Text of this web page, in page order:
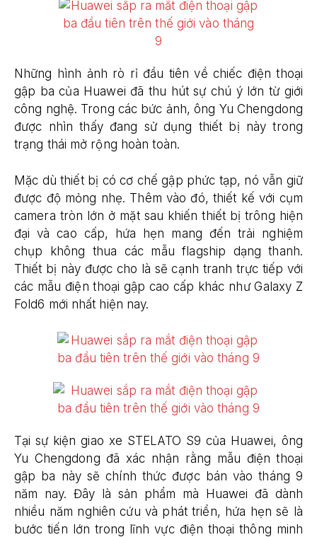
Những hình ảnh rò rỉ đầu tiên về chiếc điện thoại
gập ba của Huawei đã thu hút sự chú ý lớn từ giới
công nghệ. Trong các bức ảnh, ông Yu Chengdong
được nhìn thấy đang sử dụng thiết bị này trong
trạng thái mở rộng hoàn toàn.
Mặc dù thiết bị có cơ chế gập phức tạp, nó vẫn giữ
được độ mỏng nhẹ. Thêm vào đó, thiết kế với cụm
camera tròn lớn ở mặt sau khiến thiết bị trông hiện
đại và cao cấp, hứa hẹn mang đến trải nghiệm
chụp không thua các mẫu flagship dạng thanh.
Thiết bị này được cho là sẽ cạnh tranh trực tiếp với
các mẫu điện thoại gập cao cấp khác như Galaxy Z
Fold​6 mới nhất hiện nay.
Tại sự kiện giao xe STELATO S9 của Huawei, ông
Yu Chengdong đã xác nhận rằng mẫu điện thoại
gập ba này sẽ chính thức được bán vào tháng 9
năm nay. Đây là sản phẩm mà Huawei đã dành
nhiều năm nghiên cứu và phát triển, hứa hẹn sẽ là
bước tiến lớn trong lĩnh vực điện thoại thông minh